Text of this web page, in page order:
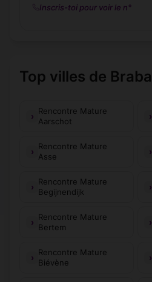
Inscris-toi pour voir le n°
Top villes de
Rencontre Mature
Aarschot
Rencontre Mature
Asse
Rencontre Mature
Begijnendijk
Rencontre Mature
Bertem
Rencontre Mature
Biévène